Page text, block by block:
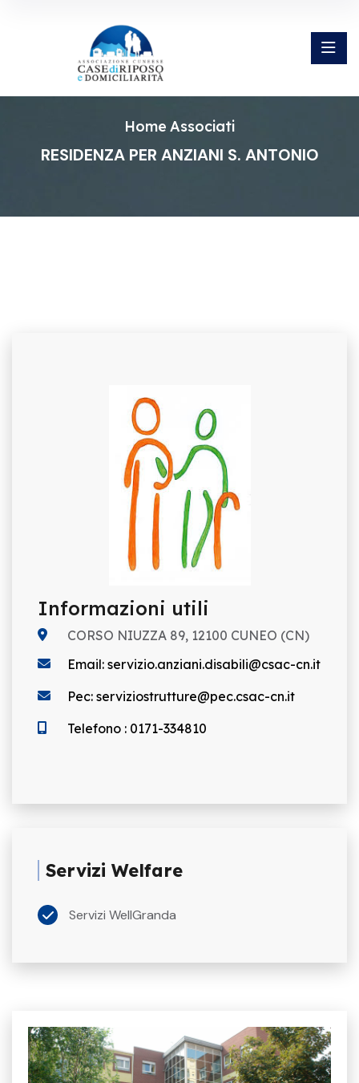
Home Associati
RESIDENZA PER ANZIANI S. ANTONIO
Informazioni utili
CORSO NIUZZA 89, 12100 CUNEO (CN)
Email: servizio.anziani.disabili@csac-cn.it
Pec: serviziostrutture@pec.csac-cn.it
Telefono : 0171-334810
Servizi Welfare
Servizi WellGranda